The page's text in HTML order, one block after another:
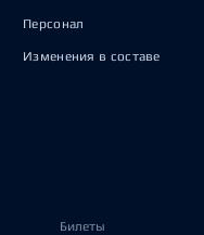
Персонал
Изменения в составе
Билеты